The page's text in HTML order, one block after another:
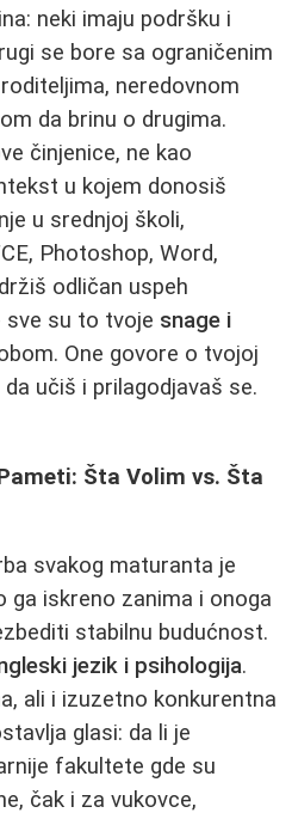
neki imaju podršku i
se bore sa ograničenim
neredovnom
da brinu o drugima.
činjenice, ne kao
u kojem donosiš
u srednjoj školi,
Photoshop, Word,
odličan uspeh
sve su to tvoje snage i
One govore o tvojoj
učiš i prilagodjavaš se.
Šta Volim vs. Šta
svakog maturanta je
iskreno zanima i onoga
stabilnu budućnost.
jezik i psihologija.
ali i izuzetno konkurentna
glasi: da li je
fakultete gde su
čak i za vukovce,